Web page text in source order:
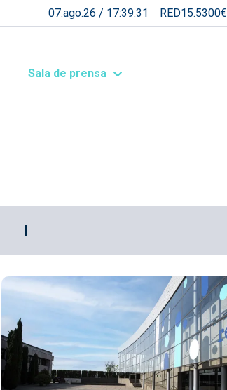
07.ago.26 / 17:39:31 RED15.5300€
Sala de prensa